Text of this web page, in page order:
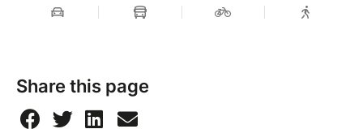
Avant de repartir, nous délions notre corps pour nous
sentir bien pendant le voyage.
Share this page